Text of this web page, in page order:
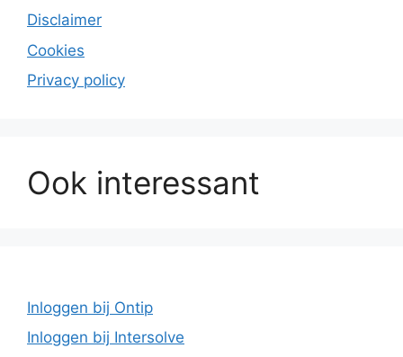
Disclaimer
Cookies
Privacy policy
Ook interessant
Inloggen bij Ontip
Inloggen bij Intersolve